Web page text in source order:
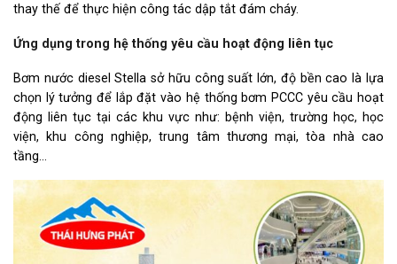
thay thế để thực hiện công tác dập tắt đám cháy.
Ứng dụng trong hệ thống yêu cầu hoạt động liên tục
Bơm nước diesel Stella sở hữu công suất lớn, độ bền cao là lựa
chọn lý tưởng để lắp đặt vào hệ thống bơm PCCC yêu cầu hoạt
động liên tục tại các khu vực như: bệnh viện, trường học, học
viện, khu công nghiệp, trung tâm thương mại, tòa nhà cao
tầng…